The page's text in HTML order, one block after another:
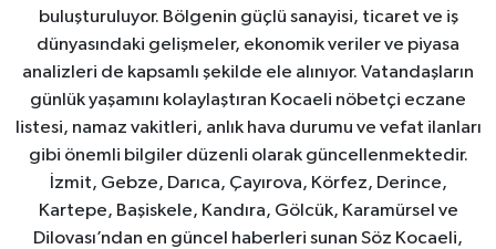
buluşturuluyor. Bölgenin güçlü sanayisi, ticaret ve iş
dünyasındaki gelişmeler, ekonomik veriler ve piyasa
analizleri de kapsamlı şekilde ele alınıyor. Vatandaşların
günlük yaşamını kolaylaştıran Kocaeli nöbetçi eczane
listesi, namaz vakitleri, anlık hava durumu ve vefat ilanları
gibi önemli bilgiler düzenli olarak güncellenmektedir.
İzmit, Gebze, Darıca, Çayırova, Körfez, Derince,
Kartepe, Başiskele, Kandıra, Gölcük, Karamürsel ve
Dilovası’ndan en güncel haberleri sunan Söz Kocaeli,